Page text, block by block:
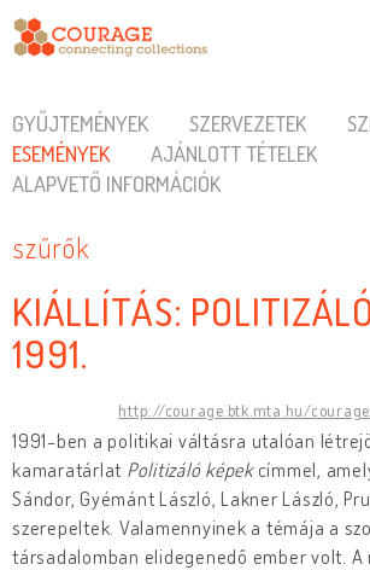
GYŰJTEMÉNYEK SZERVEZETEK
ESEMÉNYEK
AJÁNLOTT TÉTELEK
ALAPVETŐ INFORMÁCIÓK
szűrők
KIÁLLÍTÁS:
1991.
http://courage.btk.mta.hu/
1991-ben a politikai váltásra utalóan
kamaratárlat Politizáló képekcímmel,
Sándor, Gyémánt László, Lakner László,
szerepeltek. Valamennyinek a témája a
társadalomban elidegenedő ember volt. A